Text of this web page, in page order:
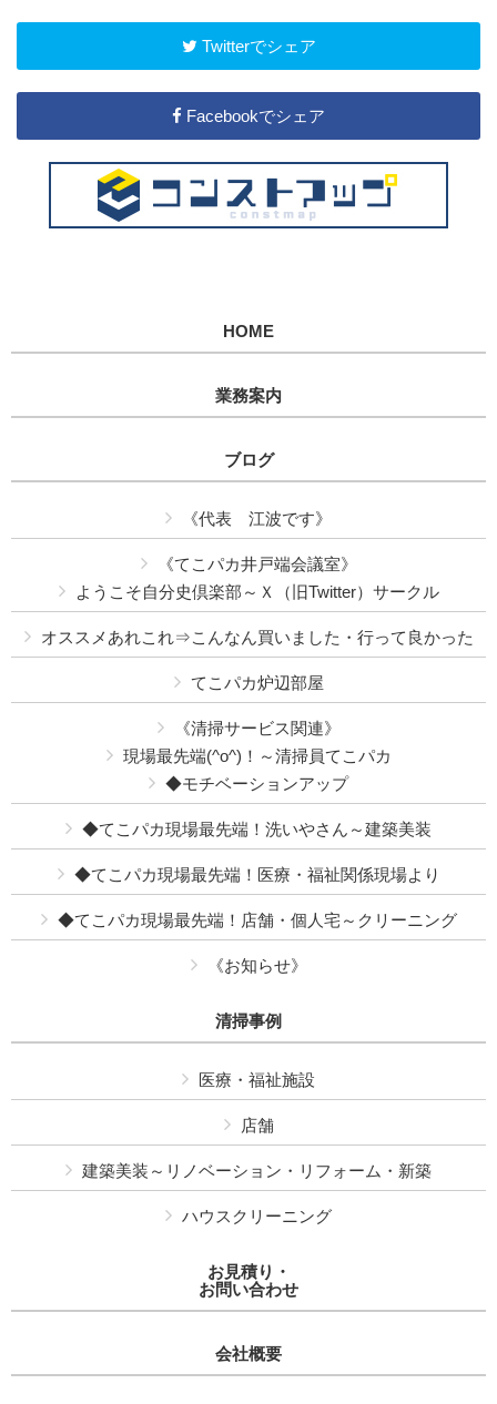
Twitterでシェア
Facebookでシェア
HOME
業務案内
ブログ
《代表 江波です》
《てこパカ井戸端会議室》
ようこそ自分史倶楽部～Ｘ（旧Twitter）サークル
オススメあれこれ⇒こんなん買いました・行って良かった
てこパカ炉辺部屋
《清掃サービス関連》
現場最先端(^o^)！～清掃員てこパカ
◆モチベーションアップ
◆てこパカ現場最先端！洗いやさん～建築美装
◆てこパカ現場最先端！医療・福祉関係現場より
◆てこパカ現場最先端！店舗・個人宅～クリーニング
《お知らせ》
清掃事例
医療・福祉施設
店舗
建築美装～リノベーション・リフォーム・新築
ハウスクリーニング
お見積り・
お問い合わせ
会社概要